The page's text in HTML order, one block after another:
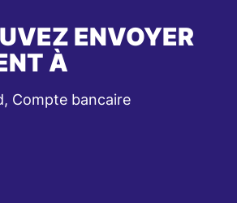
ENVOYER
À
Compte bancaire